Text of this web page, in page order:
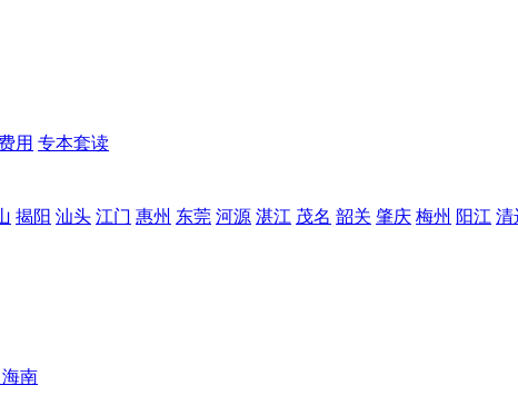
用 专本套读
揭阳 汕头 江门 惠州 东莞 河源 湛江 茂名 韶关 肇庆 梅州 阳江 清
海南